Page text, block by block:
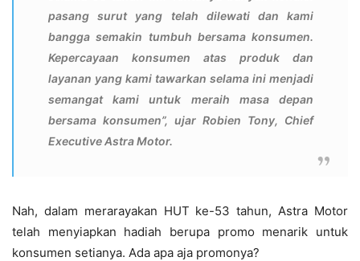
pasang surut yang telah dilewati dan kami
bangga semakin tumbuh bersama konsumen.
Kepercayaan konsumen atas produk dan
layanan yang kami tawarkan selama ini menjadi
semangat kami untuk meraih masa depan
bersama konsumen”, ujar Robien Tony, Chief
Executive Astra Motor.
Nah, dalam merarayakan HUT ke-53 tahun, Astra Motor
telah menyiapkan hadiah berupa promo menarik untuk
konsumen setianya. Ada apa aja promonya?